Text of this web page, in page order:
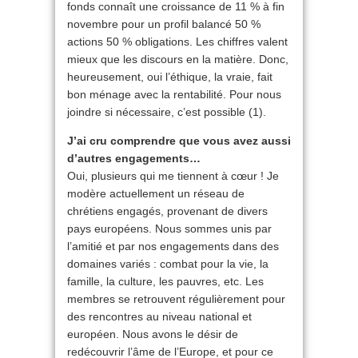
fonds connaît une croissance de 11 % à fin
novembre pour un profil balancé 50 %
actions 50 % obligations. Les chiffres valent
mieux que les discours en la matière. Donc,
heureusement, oui l’éthique, la vraie, fait
bon ménage avec la rentabilité. Pour nous
joindre si nécessaire, c’est possible (1).
J’ai cru comprendre que vous avez aussi
d’autres engagements…
Oui, plusieurs qui me tiennent à cœur ! Je
modère actuellement un réseau de
chrétiens engagés, provenant de divers
pays européens. Nous sommes unis par
l’amitié et par nos engagements dans des
domaines variés : combat pour la vie, la
famille, la culture, les pauvres, etc. Les
membres se retrouvent régulièrement pour
des rencontres au niveau national et
européen. Nous avons le désir de
redécouvrir l’âme de l’Europe, et pour ce